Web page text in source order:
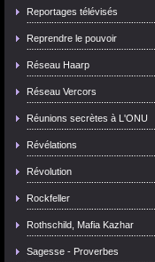
Reportages télévisés
Reprendre le pouvoir
Réseau Haarp
Réseau Vercors
Réunions secrètes à L'ONU
Révélations
Révolution
Rockfeller
Rothschild, Mafia Kazhar
Sagesse - Proverbes